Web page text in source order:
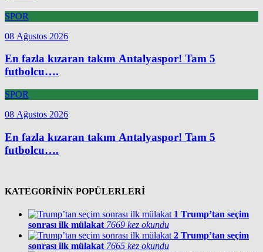
SPOR
08 Ağustos 2026
En fazla kızaran takım Antalyaspor! Tam 5
futbolcu….
SPOR
08 Ağustos 2026
En fazla kızaran takım Antalyaspor! Tam 5
futbolcu….
KATEGORİNİN POPÜLERLERİ
1 Trump’tan seçim
sonrası ilk mülakat 7669 kez okundu
2 Trump’tan seçim
sonrası ilk mülakat 7665 kez okundu